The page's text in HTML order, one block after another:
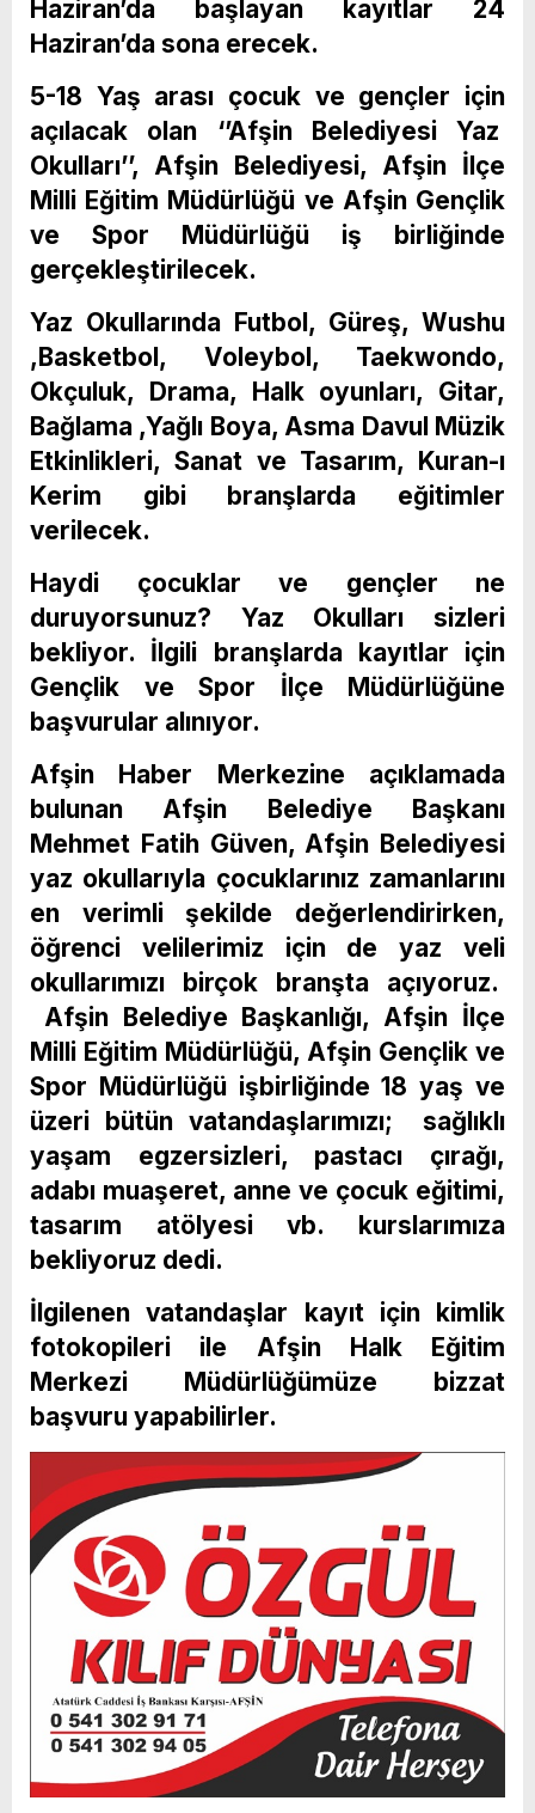
Haziran’da başlayan kayıtlar 24
Haziran’da sona erecek.
5-18 Yaş arası çocuk ve gençler için
açılacak olan ‘’Afşin Belediyesi Yaz
Okulları’’, Afşin Belediyesi, Afşin İlçe
Milli Eğitim Müdürlüğü ve Afşin Gençlik
ve Spor Müdürlüğü iş birliğinde
gerçekleştirilecek.
Yaz Okullarında Futbol, Güreş, Wushu
,Basketbol, Voleybol, Taekwondo,
Okçuluk, Drama, Halk oyunları, Gitar,
Bağlama ,Yağlı Boya, Asma Davul Müzik
Etkinlikleri, Sanat ve Tasarım, Kuran-ı
Kerim gibi branşlarda eğitimler
verilecek.
Haydi çocuklar ve gençler ne
duruyorsunuz? Yaz Okulları sizleri
bekliyor. İlgili branşlarda kayıtlar için
Gençlik ve Spor İlçe Müdürlüğüne
başvurular alınıyor.
Afşin Haber Merkezine açıklamada
bulunan Afşin Belediye Başkanı
Mehmet Fatih Güven, Afşin Belediyesi
yaz okullarıyla çocuklarınız zamanlarını
en verimli şekilde değerlendirirken,
öğrenci velilerimiz için de yaz veli
okullarımızı birçok branşta açıyoruz.
Afşin Belediye Başkanlığı, Afşin İlçe
Milli Eğitim Müdürlüğü, Afşin Gençlik ve
Spor Müdürlüğü işbirliğinde 18 yaş ve
üzeri bütün vatandaşlarımızı; sağlıklı
yaşam egzersizleri, pastacı çırağı,
adabı muaşeret, anne ve çocuk eğitimi,
tasarım atölyesi vb. kurslarımıza
bekliyoruz dedi.
İlgilenen vatandaşlar kayıt için kimlik
fotokopileri ile Afşin Halk Eğitim
Merkezi Müdürlüğümüze bizzat
başvuru yapabilirler.